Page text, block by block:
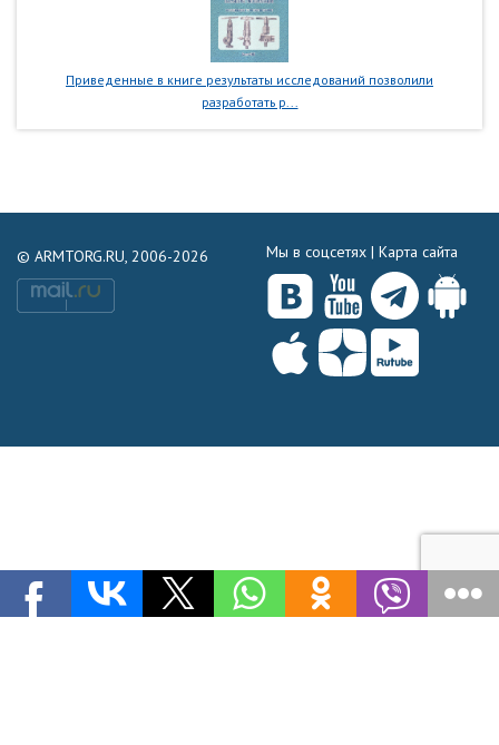
Приведенные в книге результаты исследований позволили
разработать р...
© ARMTORG.RU, 2006-2026 Мы в соцсетях | Карта сайта